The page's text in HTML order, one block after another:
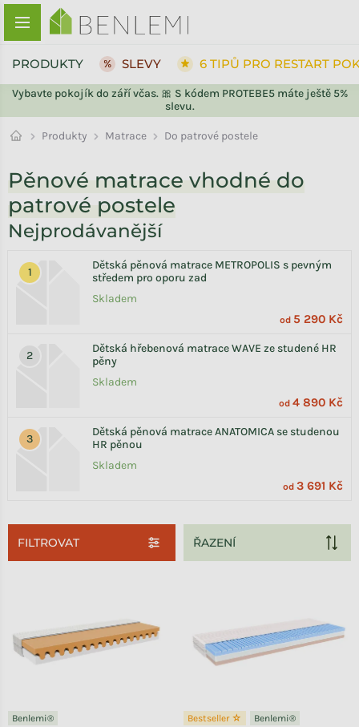
Přejít na obsah
Vybavte pokojík do září včas. 🎀 S kódem PROTEBE5 máte ještě 5%
slevu.
PRODUKTY SLEVY 6 TIPŮ PRO RESTART
Produkty Matrace Do patrové postele
Pěnové matrace vhodné do
patrové postele
Nejprodávanější
Dětská pěnová matrace METROPOLIS s pevným
středem pro oporu zad
Skladem
od 5 290 Kč
Dětská hřebenová matrace WAVE ze studené HR
pěny
Skladem
od 4 890 Kč
Dětská pěnová matrace ANATOMICA se studenou
HR pěnou
Skladem
od 3 691 Kč
FILTROVAT
Benlemi® Bestseller ☆ Benlemi®
ZPĚT DO OBCHODU